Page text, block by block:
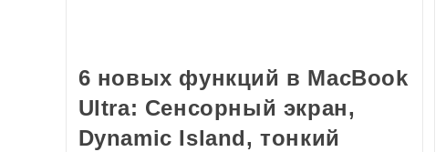
6 новых функций в MacBook
Ultra: Сенсорный экран,
Dynamic Island, тонкий